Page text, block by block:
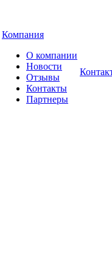
Компания
О компании
Новости
Отзывы
Контакты
Партнеры